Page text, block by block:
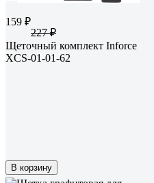
159 ₽
227 ₽
Щеточный комплект Inforce
XCS-01-01-62
В корзину